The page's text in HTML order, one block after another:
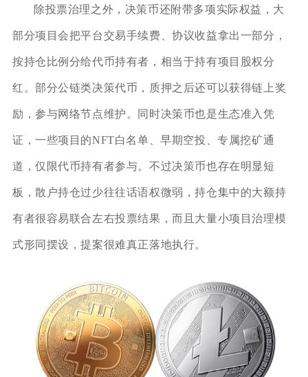
除投票治理之外，决策币还附带多项实际权益，大
部分项目会把平台交易手续费、协议收益拿出一部分，
按持仓比例分给代币持有者，相当于持有项目股权分
红。部分公链类决策代币，质押之后还可以获得链上奖
励，参与网络节点维护。同时决策币也是生态准入凭
证，一些项目的NFT白名单、早期空投、专属挖矿通
道，仅限代币持有者参与。不过决策币也存在明显短
板，散户持仓过少往往话语权微弱，持仓集中的大额持
有者很容易联合左右投票结果，而且大量小项目治理模
式形同摆设，提案很难真正落地执行。